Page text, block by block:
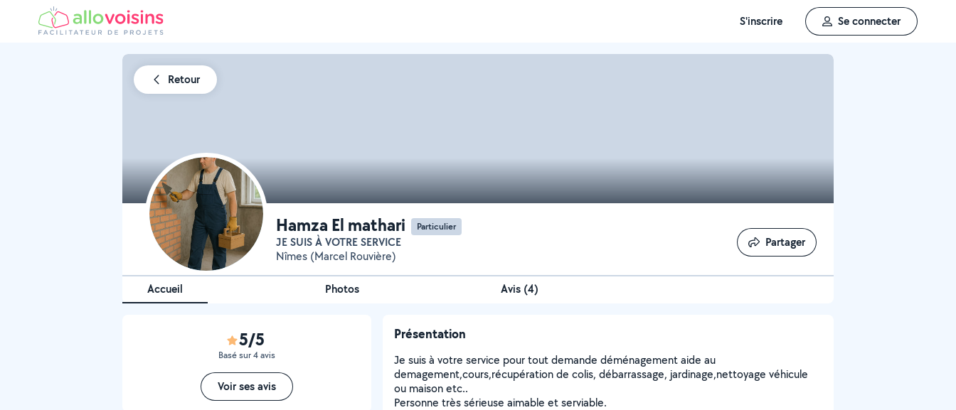
S'inscrire Se connecter
Retour
Hamza El mathari Particulier
JE SUIS À VOTRE SERVICE
Nîmes (Marcel Rouvière)
Partager
Partager
Accueil Photos Avis (4)
5/5
Basé sur 4 avis
Voir ses avis
Présentation
Je suis à votre service pour tout demande déménagement aide au
demagement,cours,récupération de colis, débarrassage, jardinage,nettoyage véhicule
ou maison etc..
Personne très sérieuse aimable et serviable.